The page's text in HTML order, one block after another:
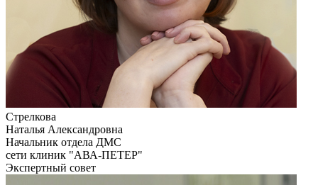
Стрелкова
Наталья Александровна
Начальник отдела ДМС
сети клиник "АВА-ПЕТЕР"
Экспертный совет